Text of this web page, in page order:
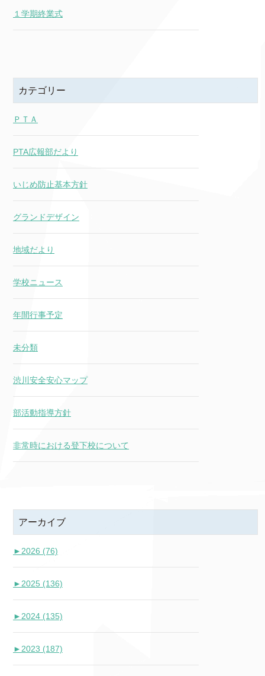
１学期終業式
カテゴリー
ＰＴＡ
PTA広報部だより
いじめ防止基本方針
グランドデザイン
地域だより
学校ニュース
年間行事予定
未分類
渋川安全安心マップ
部活動指導方針
非常時における登下校について
アーカイブ
► 2026 (76)
► 2025 (136)
► 2024 (135)
► 2023 (187)